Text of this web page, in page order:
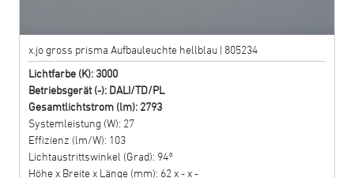
x.jo gross prisma Aufbauleuchte hellblau | 805234
Lichtfarbe (K): 3000
Betriebsgerät (-): DALI/TD/PL
Gesamtlichtstrom (lm): 2793
Systemleistung (W): 27
Effizienz (lm/W): 103
Lichtaustrittswinkel (Grad): 94°
Höhe x Breite x Länge (mm): 62 x - x -